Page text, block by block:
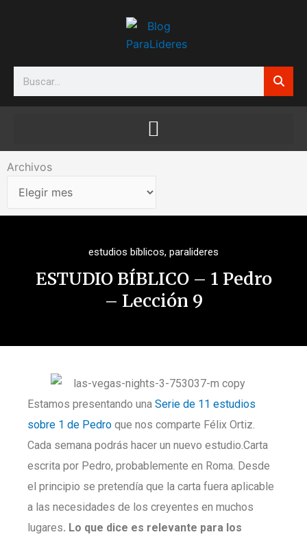
Search
Archivos
Archivos
estudios bíblicos, paralideres
ESTUDIO BÍBLICO – 1 Pedro
– Lección 9
Estamos presentando una Serie de 11 estudios
sobre 1 de Pedro que nos comparte Félix Ortiz.
Cada semana podrás hacer un nuevo estudio.Carta
escrita por Pedro, probablemente en Roma. Desde
el principio se pretendía que la carta fuera aplicable
a las necesidades de los creyentes en muchos
lugares. Lo que dice es relevante para los